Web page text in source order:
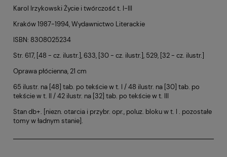
Karol Irzykowski Życie i twórczość t. I-III
Kraków 1987-1994, Wydawnictwo Literackie
ISBN: 8308025234
Str. 617, [48 - cz. ilustr.], 633, [30 - cz. ilustr.], 529, [32 - cz. ilustr.]
Oprawa płócienna, 21 cm
65 ilustr. na [48] tab. po tekście w t. I / 48 ilustr. na [30] tab. po
tekście w t. II / 42 ilustr. na [32] tab. po tekście w t. III
Stan db+. [niezn. otarcia i przybr. opr., poluz. bloku w t. I . pozostałe
tomy w ładnym stanie].